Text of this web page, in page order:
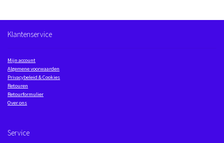
Klantenservice
Mijn account
Algemene voorwaarden
Privacybeleid & Cookies
Retouren
Retourformulier
Over ons
Service